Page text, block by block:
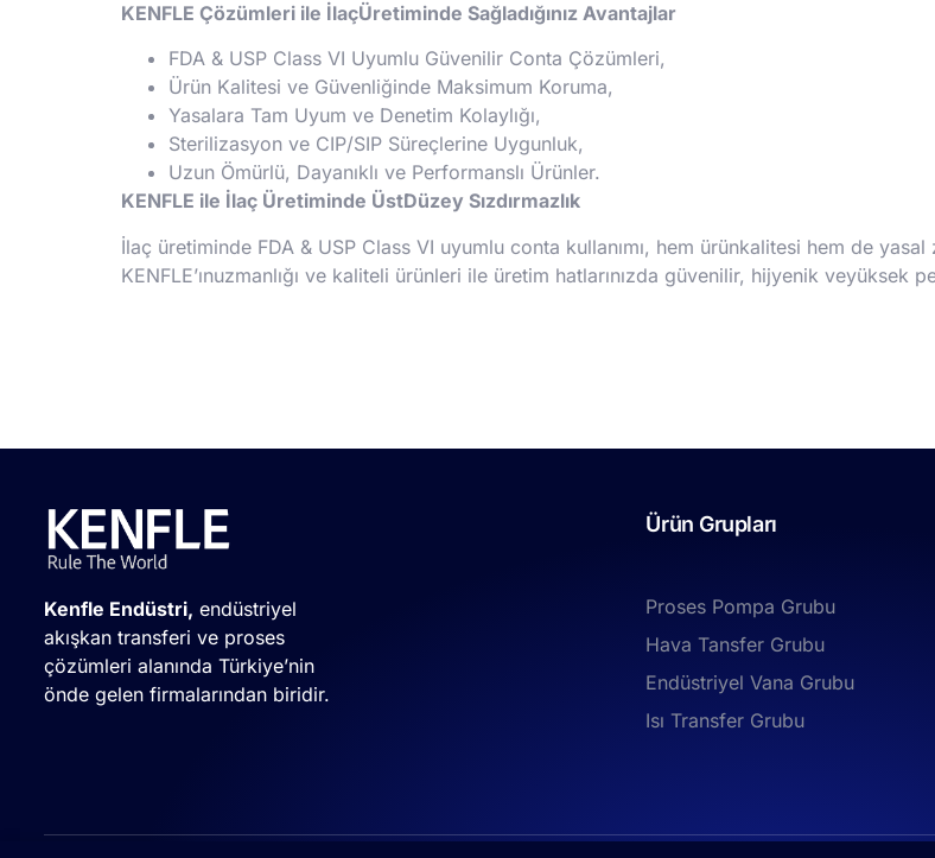
KENFLE Çözümleri ile İlaçÜretiminde Sağladığınız Avantajlar
FDA & USP Class VI Uyumlu Güvenilir Conta Çözümleri,
Ürün Kalitesi ve Güvenliğinde Maksimum Koruma,
Yasalara Tam Uyum ve Denetim Kolaylığı,
Sterilizasyon ve CIP/SIP Süreçlerine Uygunluk,
Uzun Ömürlü, Dayanıklı ve Performanslı Ürünler.
KENFLE ile İlaç Üretiminde ÜstDüzey Sızdırmazlık
İlaç üretiminde FDA & USP Class VI uyumlu conta kullanımı, hem ürünkalitesi hem de
KENFLE’ınuzmanlığı ve kaliteli ürünleri ile üretim hatlarınızda güvenilir, hijyenik veyüksek
Kenfle Endüstri, endüstriyel
akışkan transferi ve proses
çözümleri alanında Türkiye’nin
önde gelen firmalarından biridir.
Ürün Grupları
Proses Pompa Grubu
Hava Tansfer Grubu
Endüstriyel Vana Grubu
Isı Transfer Grubu